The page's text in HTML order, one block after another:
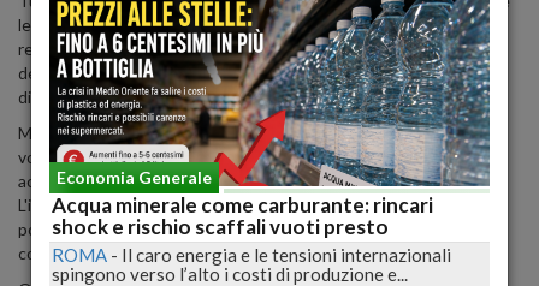
le piattaforme digitali ha generato un malinteso tra gli investitori
retail, i quali tendono sempre più spesso a confondere la quantità
degli strumenti posseduti con la qualità della loro reale
diversificazione.
Molti risparmiatori italiani, spinti dalla comprensibile paura della
volatilità e dal desiderio di blindare i propri risparmi, iniziano ad
accumulare decine diExchange Traded Fund(ETF) differenti.
L'intento è chiaro: si è convinti che, aumentando il numero delle
posizioni, si stia automaticamente abbassando il livello di rischio
complessivo.
Economia Generale
Acqua minerale come carburante: rincari
shock e rischio scaffali vuoti presto
ROMA - Il caro energia e le tensioni internazionali
spingono verso l’alto i costi di produzione e...